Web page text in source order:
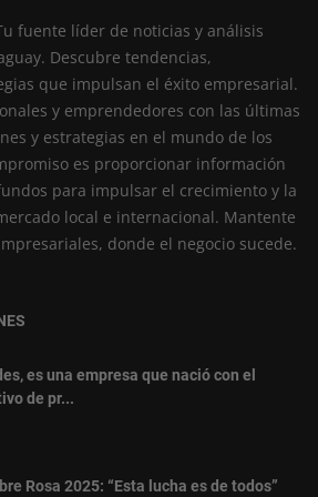
fuente líder de noticias y análisis
Descubre tendencias,
que impulsan el éxito empresarial.
y emprendedores con las últimas
y estrategias en el mundo de los
es proporcionar información
para impulsar el crecimiento y la
local e internacional. Mantente
donde el negocio sucede.
es una empresa que nació con el
de pr...
Rosa 2025: “Esta lucha es de todos”